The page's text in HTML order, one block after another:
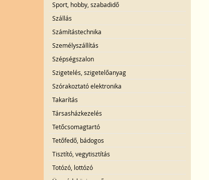
Sport, hobby, szabadidő
Szállás
Számítástechnika
Személyszállítás
Szépségszalon
Szigetelés, szigetelőanyag
Szórakoztató elektronika
Takarítás
Társasházkezelés
Tetőcsomagtartó
Tetőfedő, bádogos
Tisztító, vegytisztítás
Totózó, lottózó